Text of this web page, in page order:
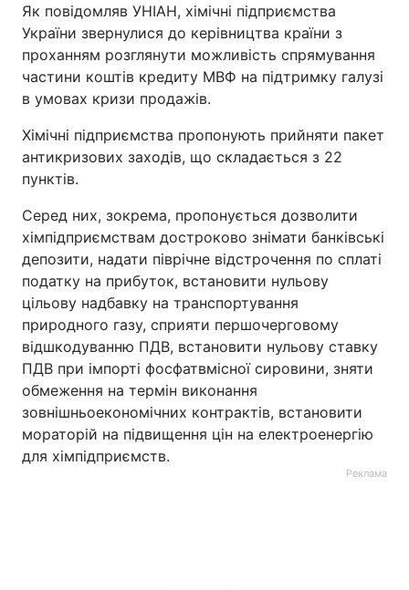
Як повідомляв УНІАН, хімічні підприємства
України звернулися до керівництва країни з
проханням розглянути можливість спрямування
частини коштів кредиту МВФ на підтримку галузі
в умовах кризи продажів.
Хімічні підприємства пропонують прийняти пакет
антикризових заходів, що складається з 22
пунктів.
Серед них, зокрема, пропонується дозволити
хімпідприємствам достроково знімати банківські
депозити, надати піврічне відстрочення по сплаті
податку на прибуток, встановити нульову
цільову надбавку на транспортування
природного газу, сприяти першочерговому
відшкодуванню ПДВ, встановити нульову ставку
ПДВ при імпорті фосфатвмісної сировини, зняти
обмеження на термін виконання
зовнішньоекономічних контрактів, встановити
мораторій на підвищення цін на електроенергію
для хімпідприємств.
Реклама